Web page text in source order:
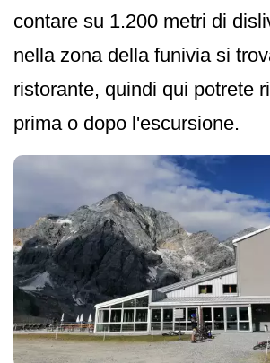
contare su 1.200 metri di
nella zona della funivia si
ristorante, quindi qui potrete
prima o dopo l'escursione.